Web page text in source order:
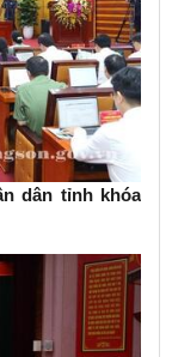
dân tỉnh khóa